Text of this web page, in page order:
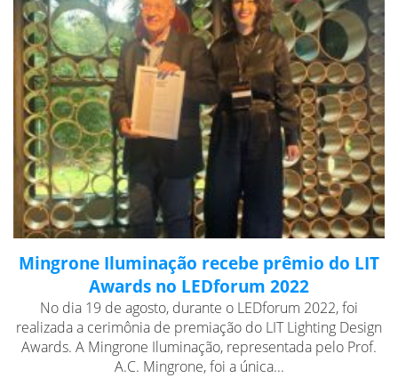
Mingrone Iluminação recebe prêmio do LIT
Awards no LEDforum 2022
No dia 19 de agosto, durante o LEDforum 2022, foi
realizada a cerimônia de premiação do LIT Lighting Design
Awards. A Mingrone Iluminação, representada pelo Prof.
A.C. Mingrone, foi a única...